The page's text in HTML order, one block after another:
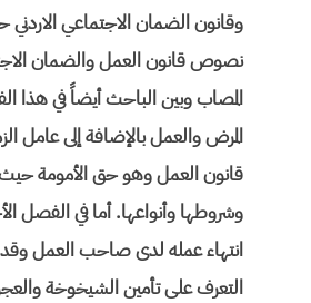
وقانون الضمان الاجتماعي
نصوص قانون العمل والضمان
المصاب وبين الباحث أيضاً في هذا
المرض والعمل بالإضافة إلى عامل
قانون العمل وهو حق الأمومة
وشروطها وأنواعها. أما في الفصل
انتهاء عمله لدى صاحب العمل
التعرف على تأمين الشيخوخة